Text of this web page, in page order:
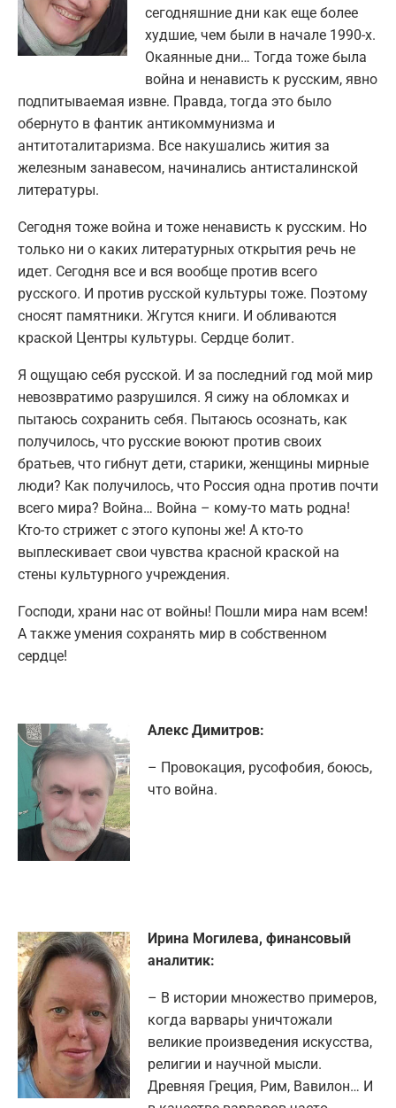
сегодняшние дни как еще более
худшие, чем были в начале 1990-х.
Окаянные дни… Тогда тоже была
война и ненависть к русским, явно
подпитываемая извне. Правда, тогда это было
обернуто в фантик антикоммунизма и
антитоталитаризма. Все накушались жития за
железным занавесом, начинались антисталинской
литературы.
Сегодня тоже война и тоже ненависть к русским. Но
только ни о каких литературных открытия речь не
идет. Сегодня все и вся вообще против всего
русского. И против русской культуры тоже. Поэтому
сносят памятники. Жгутся книги. И обливаются
краской Центры культуры. Сердце болит.
Я ощущаю себя русской. И за последний год мой мир
невозвратимо разрушился. Я сижу на обломках и
пытаюсь сохранить себя. Пытаюсь осознать, как
получилось, что русские воюют против своих
братьев, что гибнут дети, старики, женщины мирные
люди? Как получилось, что Россия одна против почти
всего мира? Война… Война – кому-то мать родна!
Кто-то стрижет с этого купоны же! А кто-то
выплескивает свои чувства красной краской на
стены культурного учреждения.
Господи, храни нас от войны! Пошли мира нам всем!
А также умения сохранять мир в собственном
сердце!
Алекс Димитров:
– Провокация, русофобия, боюсь,
что война.
Ирина Могилева, финансовый
аналитик:
– В истории множество примеров,
когда варвары уничтожали
великие произведения искусства,
религии и научной мысли.
Древняя Греция, Рим, Вавилон… И